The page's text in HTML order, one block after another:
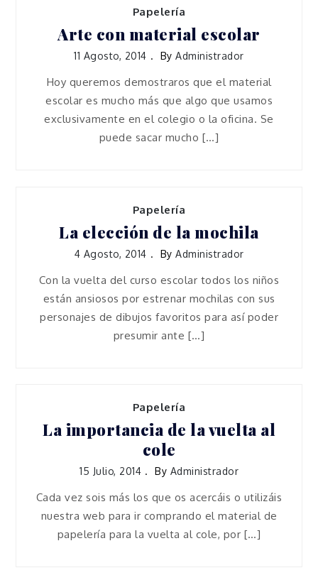
Papelería
Arte con material escolar
11 Agosto, 2014 ByAdministrador
Hoy queremos demostraros que el material
escolar es mucho más que algo que usamos
exclusivamente en el colegio o la oficina. Se
puede sacar mucho […]
Papelería
La elección de la mochila
4 Agosto, 2014 By Administrador
Con la vuelta del curso escolar todos los niños
están ansiosos por estrenar mochilas con sus
personajes de dibujos favoritos para así poder
presumir ante […]
Papelería
La importancia de la vuelta al
cole
15 Julio, 2014 By Administrador
Cada vez sois más los que os acercáis o utilizáis
nuestra web para ir comprando el material de
papelería para la vuelta al cole, por […]